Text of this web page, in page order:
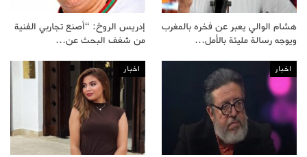
هشام الوالي يعبر عن فخره بالمغرب
ويوجه رسالة مليئة بالأمل…
إدريس الروخ: “أصنع تجاربي الفنية
من شغف البحث عن…
اخبار اخبار